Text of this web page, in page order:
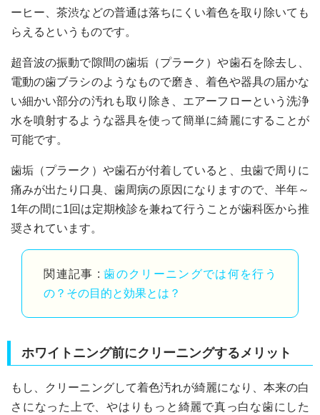
ーヒー、茶渋などの普通は落ちにくい着色を取り除いても
らえるというものです。
超音波の振動で隙間の歯垢（プラーク）や歯石を除去し、
電動の歯ブラシのようなもので磨き、着色や器具の届かな
い細かい部分の汚れも取り除き、エアーフローという洗浄
水を噴射するような器具を使って簡単に綺麗にすることが
可能です。
歯垢（プラーク）や歯石が付着していると、虫歯で周りに
痛みが出たり口臭、歯周病の原因になりますので、半年～
1年の間に1回は定期検診を兼ねて行うことが歯科医から推
奨されています。
関連記事 :歯のクリーニングでは何を行う
の？その目的と効果とは？
ホワイトニング前にクリーニングするメリット
もし、クリーニングして着色汚れが綺麗になり、本来の白
さになった上で、やはりもっと綺麗で真っ白な歯にした